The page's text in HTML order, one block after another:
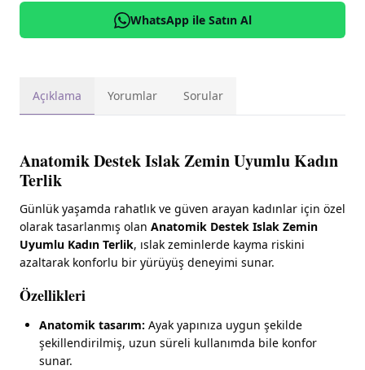
WhatsApp ile Satın Al
Açıklama Yorumlar Sorular
Anatomik Destek Islak Zemin Uyumlu Kadın
Terlik
Günlük yaşamda rahatlık ve güven arayan kadınlar için özel
olarak tasarlanmış olan Anatomik Destek Islak Zemin
Uyumlu Kadın Terlik, ıslak zeminlerde kayma riskini
azaltarak konforlu bir yürüyüş deneyimi sunar.
Özellikleri
Anatomik tasarım: Ayak yapınıza uygun şekilde
şekillendirilmiş, uzun süreli kullanımda bile konfor
sunar.